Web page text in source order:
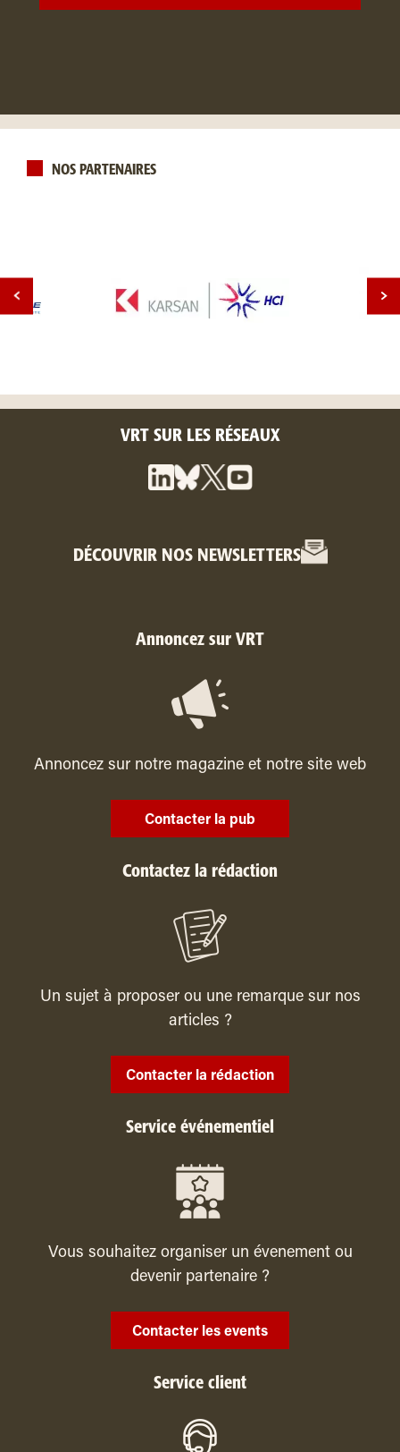
NOS PARTENAIRES
VRT SUR LES RÉSEAUX
DÉCOUVRIR NOS NEWSLETTERS
Annoncez sur VRT
Annoncez sur notre magazine et notre site web
Contacter la pub
Contactez la rédaction
Un sujet à proposer ou une remarque sur nos
articles ?
Contacter la rédaction
Service événementiel
Vous souhaitez organiser un évenement ou
devenir partenaire ?
Contacter les events
Service client